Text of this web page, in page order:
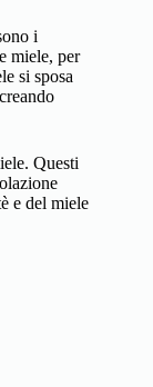
i
miele, per
si sposa
Questi
e del miele